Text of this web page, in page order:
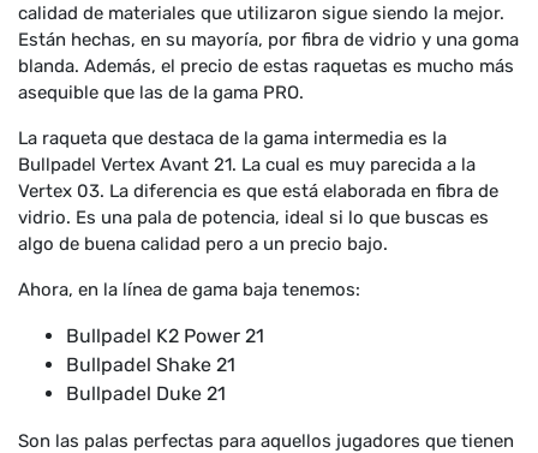
calidad de materiales que utilizaron sigue siendo la mejor.
Están hechas, en su mayoría, por fibra de vidrio y una goma
blanda. Además, el precio de estas raquetas es mucho más
asequible que las de la gama PRO.
La raqueta que destaca de la gama intermedia es la
Bullpadel Vertex Avant 21. La cual es muy parecida a la
Vertex 03. La diferencia es que está elaborada en fibra de
vidrio. Es una pala de potencia, ideal si lo que buscas es
algo de buena calidad pero a un precio bajo.
Ahora, en la línea de gama baja tenemos:
Bullpadel K2 Power 21
Bullpadel Shake 21
Bullpadel Duke 21
Son las palas perfectas para aquellos jugadores que tienen